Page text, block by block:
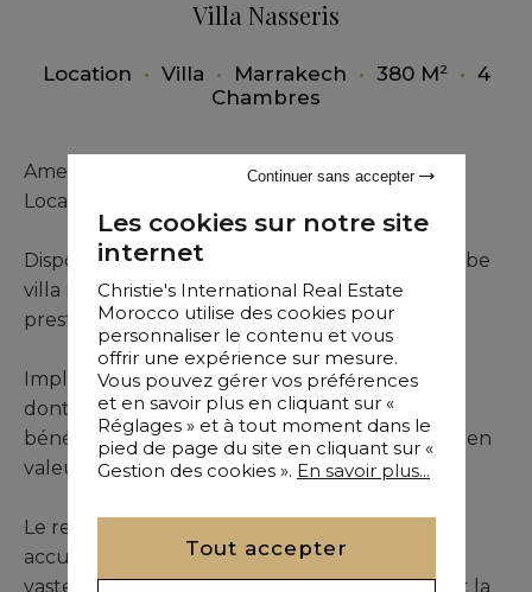
Villa Nasseris
Location • Villa • Marrakech • 380 M² • 4
Chambres
Amelkis Golf – Villa d’Exception Meublée en
Location Longue Durée
Disponible à partir de janvier 2026, cette superbe
villa meublée séduit par la qualité de ses
prestations et son design contemporain.
Implantée sur un terrain paysager de 1 100 m²,
dont 400 m² en jouissance exclusive, la villa a
bénéficié d’une rénovation complète mettant en
valeur des volumes modernes et lumineux.
Le rez-de-chaussée propose une entrée
accueillante, une cuisine fonctionnelle et une
vaste triple réception ouvrant sur la terrasse et la
Les cookies sur notre site
internet
Christie's International Real Estate
Morocco utilise des cookies pour
personnaliser le contenu et vous
offrir une expérience sur mesure.
Vous pouvez gérer vos préférences
et en savoir plus en cliquant sur «
Réglages » et à tout moment dans le
pied de page du site en cliquant sur «
Gestion des cookies ». En savoir plus...
Tout accepter
Continuer sans accepter